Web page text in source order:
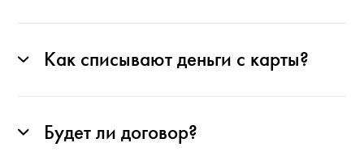
Как списывают деньги с карты?
Будет ли договор?